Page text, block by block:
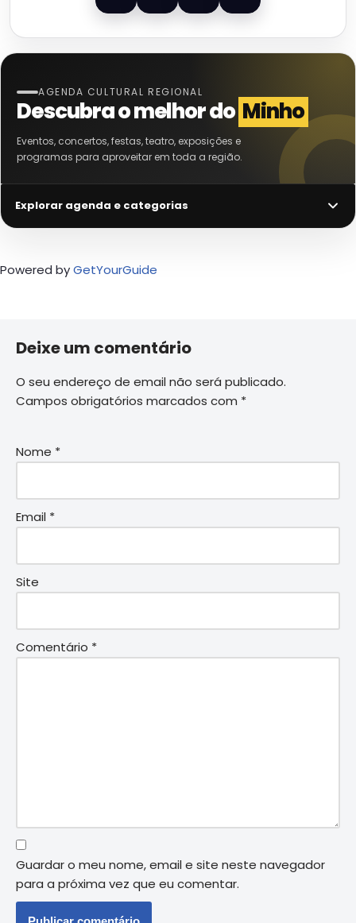
AGENDA CULTURAL REGIONAL
Descubra o melhor do Minho
Eventos, concertos, festas, teatro, exposições e
programas para aproveitar em toda a região.
Explorar agenda e categorias
Powered byGetYourGuide
Deixe um comentário
O seu endereço de email não será publicado.
Campos obrigatórios marcados com *
Nome *
Email *
Site
Comentário *
Guardar o meu nome, email e site neste navegador
para a próxima vez que eu comentar.